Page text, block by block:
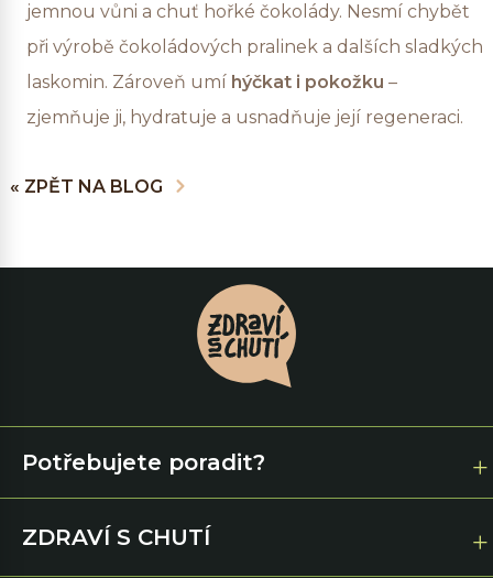
jemnou vůni a chuť hořké čokolády. Nesmí chybět
při výrobě čokoládových pralinek a dalších sladkých
laskomin. Zároveň umí hýčkat i pokožku –
zjemňuje ji, hydratuje a usnadňuje její regeneraci.
« ZPĚT NA BLOG
Potřebujete poradit?
ZDRAVÍ S CHUTÍ